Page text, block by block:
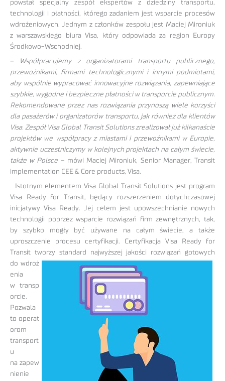
powstał specjalny zespół ekspertów z dziedziny transportu,
technologii i płatności, którego zadaniem jest wsparcie procesów
wdrożeniowych. Jednym z członków zespołu jest Maciej Mironiuk
z warszawskiego biura Visa, który odpowiada za region Europy
Środkowo-Wschodniej.
–
Współpracujemy z organizatorami transportu publicznego,
przewoźnikami, firmami technologicznymi i innymi podmiotami,
aby wspólnie wypracować innowacyjne rozwiązania, zapewniające
szybkie, wygodne i bezpieczne płatności w transporcie publicznym.
Rekomendowane przez nas rozwiązania przynoszą wiele korzyści
dla pasażerów i organizatorów transportu, jak również dla klientów
Visa. Zespół Visa Global Transit Solutions zrealizował już kilkanaście
projektów we współpracy z miastami i przewoźnikami w Europie,
aktywnie uczestniczymy w kolejnych projektach na całym świecie,
także w Polsce – mówi Maciej Mironiuk, Senior Manager, Transit
implementation CEE & Core products, Visa.
Istotnym elementem Visa Global Transit Solutions jest program
Visa Ready for Transit, będący rozszerzeniem dotychczasowej
inicjatywy Visa Ready. Jej celem jest upowszechnianie nowych
technologii poprzez wsparcie rozwiązań firm zewnętrznych, tak,
by szybko mogły być używane na całym świecie, a także
uproszczenie procesu certyfikacji. Certyfikacja Visa Ready for
Transit tworzy standard
najwyższej jakości rozwiązań gotowych
do wdroż
enia
w transp
orcie.
Pozwala
to operat
orom
transport
u
na zapew
nienie